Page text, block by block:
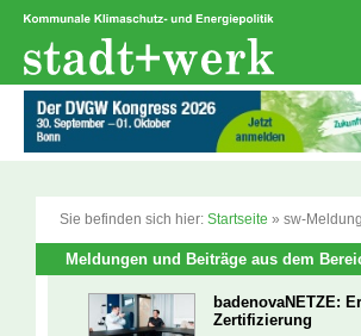
Zum
springen
Sie befinden sich hier: Startseite » sw-
Meldungen und Beiträge aus dem
badenovaNETZE:
Zertifizierung